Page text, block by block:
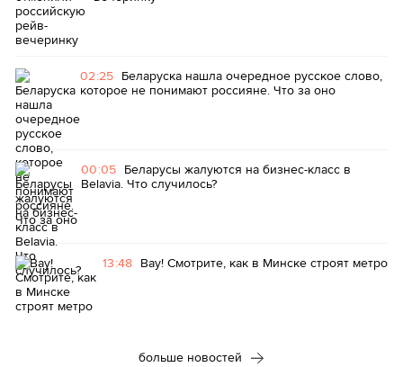
02:25 Беларуска нашла очередное русское слово,
которое не понимают россияне. Что за оно
00:05 Беларусы жалуются на бизнес-класс в
Belavia. Что случилось?
13:48 Вау! Смотрите, как в Минске строят метро
больше новостей